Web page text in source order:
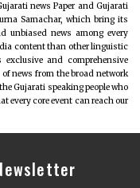
news Paper and Gujarati
Samachar, which bring its
unbiased news among every
content than other linguistic
and comprehensive
news from the broad network
Gujarati speaking people who
every core event can reach our